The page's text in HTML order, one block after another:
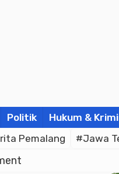
Politik Hukum &
Pemalang #Jawa